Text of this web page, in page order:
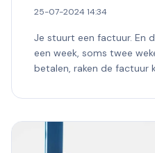
25-07-2024 14:34
Je stuurt een factuur. En
een week, soms twee
betalen, raken de factuur